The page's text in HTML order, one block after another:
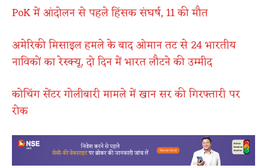
PoK में आंदोलन से पहले हिंसक संघर्ष, 11 की मौत
अमेरिकी मिसाइल हमले के बाद ओमान तट से 24 भारतीय
नाविकों का रेस्क्यू, दो दिन में भारत लौटने की उम्मीद
कोचिंग सेंटर गोलीबारी मामले में खान सर की गिरफ्तारी पर
रोक